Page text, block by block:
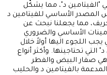
د"، مما يشكّل
الأساسي للفيتامين د
مما يجعلنا نبحث عن
الأساسي والضروري
اللجوء اليها أولاً خلال
تحتاجينها. وأكثر أنواع
هي صفار البيض والفطر
بالفيتامين د والحليب